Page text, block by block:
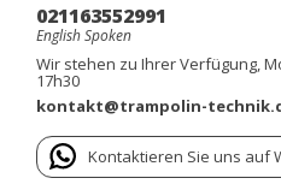
021163552991
English Spoken
Wir stehen zu Ihrer Verfügung,
17h30
kontakt@trampolin-
Kontaktieren Sie uns auf